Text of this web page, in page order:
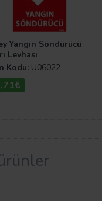
Yangın Söndürücü
Levhası
Kodu: U06022